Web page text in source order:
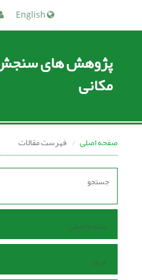
پژوهش های سنجش
مکانی
صفحه اصلی فهرست مقالات
صفحه اصلی
مرور